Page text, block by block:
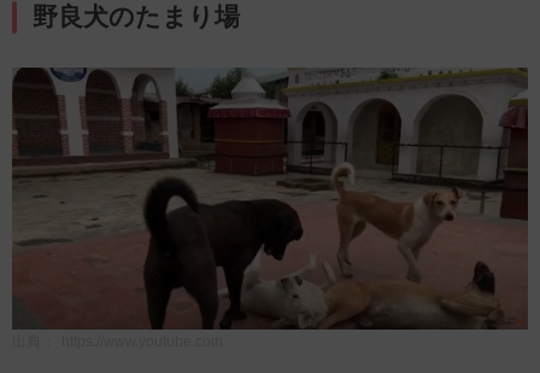
野良犬のたまり場